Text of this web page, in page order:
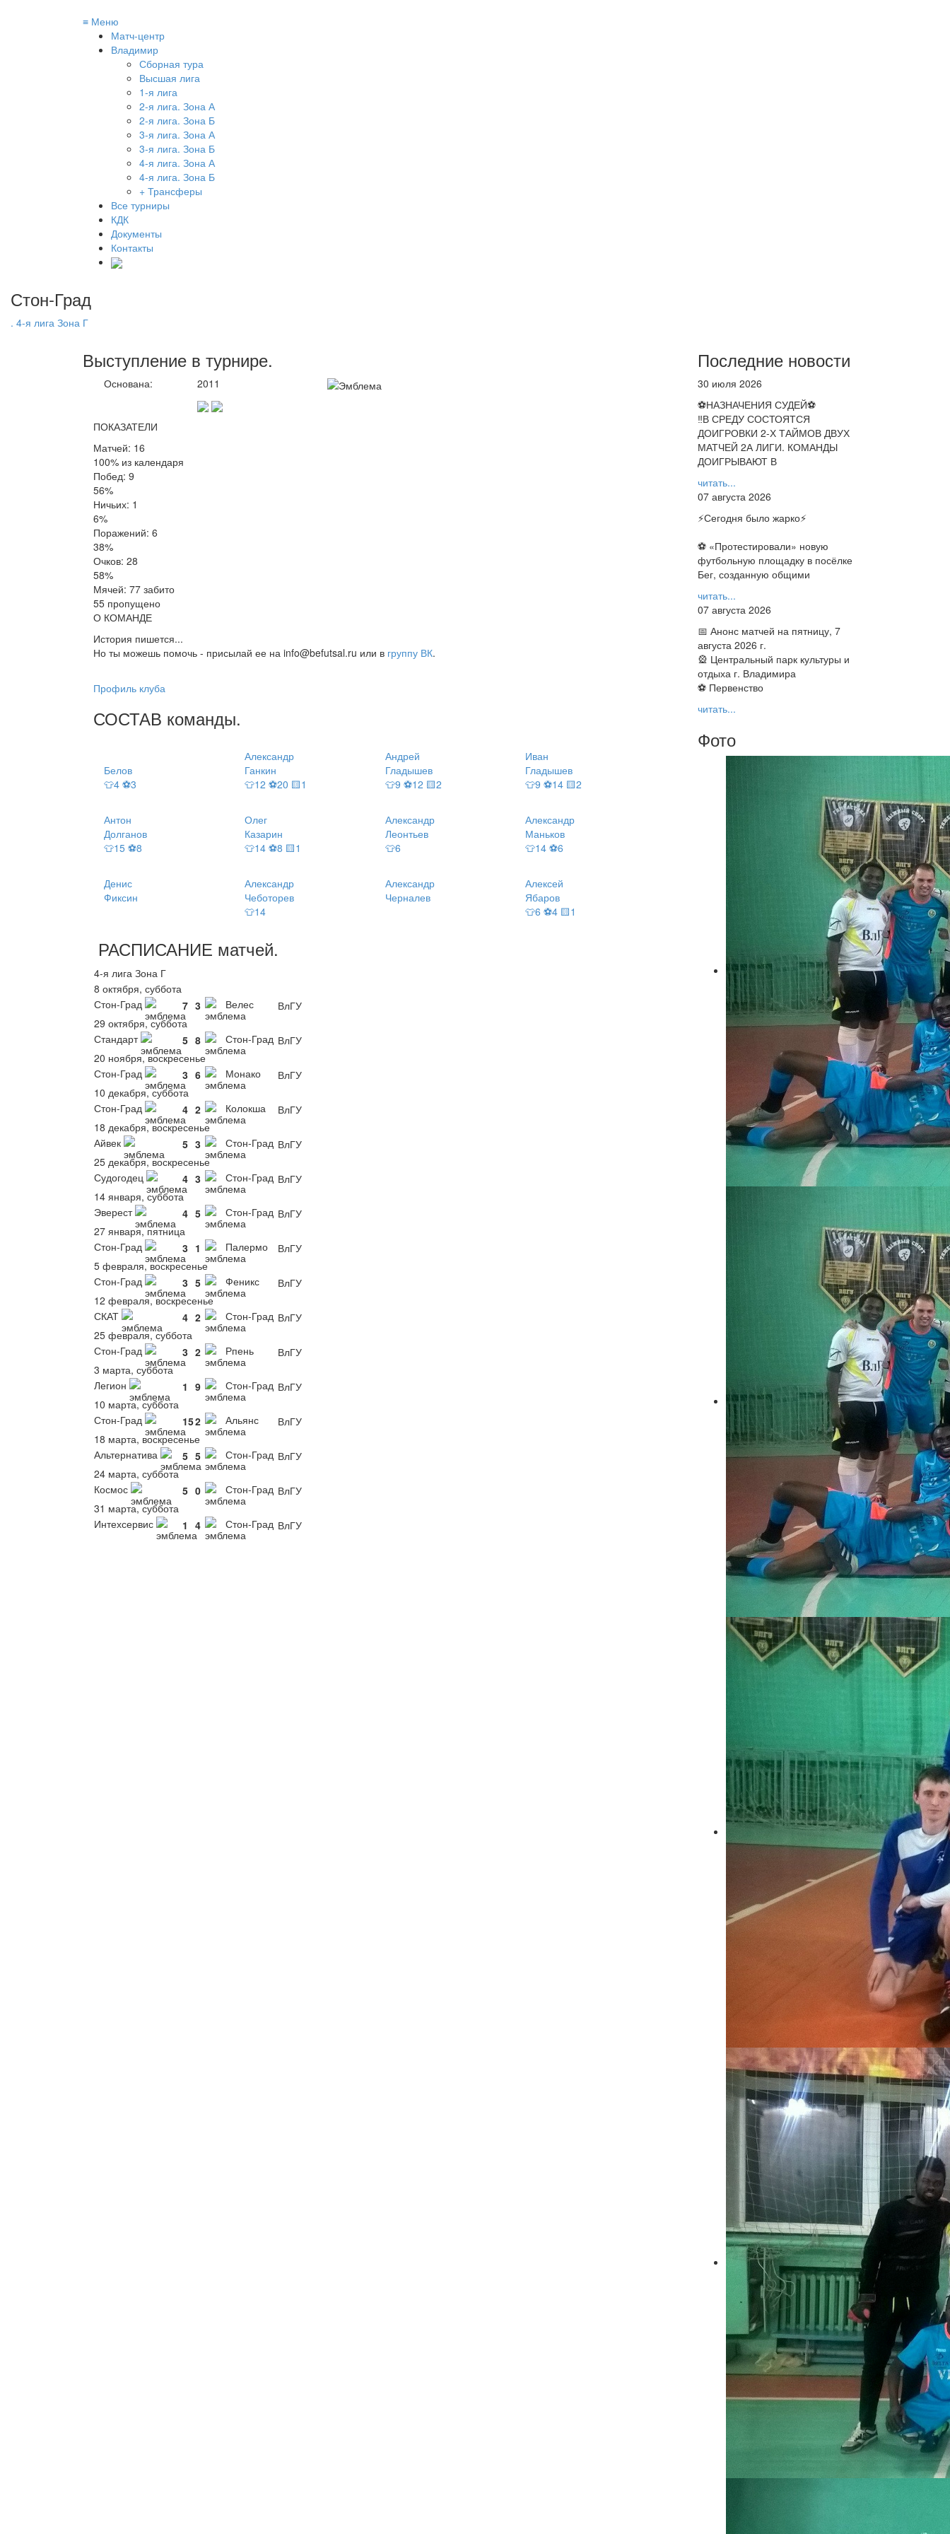
≡ Меню
Матч-центр
Владимир
Сборная тура
Высшая лига
1-я лига
2-я лига. Зона А
2-я лига. Зона Б
3-я лига. Зона А
3-я лига. Зона Б
4-я лига. Зона А
4-я лига. Зона Б
+ Трансферы
Все турниры
КДК
Документы
Контакты
Стон-Град
. 4-я лига Зона Г
Выступление в турнире.
Основана: 2011
ПОКАЗАТЕЛИ
Матчей: 16
100% из календаря
Побед: 9
56%
Ничьих: 1
6%
Поражений: 6
38%
Очков: 28
58%
Мячей: 77 забито
55 пропущено
О КОМАНДЕ
История пишется...
Но ты можешь помочь - присылай ее на info@befutsal.ru или в группу ВК.
Профиль клуба
СОСТАВ команды.
Белов
👕4 ⚽3
Александр
Ганкин
👕12 ⚽20 🟨1
Андрей
Гладышев
👕9 ⚽12 🟨2
Иван
Гладышев
👕9 ⚽14 🟨2
Антон
Долганов
👕15 ⚽8
Олег
Казарин
👕14 ⚽8 🟨1
Александр
Леонтьев
👕6
Александр
Маньков
👕14 ⚽6
Денис
Фиксин
Александр
Чеботорев
👕14
Александр
Черналев
Алексей
Ябаров
👕6 ⚽4 🟨1
РАСПИСАНИЕ матчей.
4-я лига Зона Г
8 октября, суббота
Стон-Град
7 3 Велес
ВлГУ
29 октября, суббота
Стандарт
5 8 Стон-Град ВлГУ
20 ноября, воскресенье
Стон-Град
3 6 Монако
ВлГУ
10 декабря, суббота
Стон-Град
4 2 Колокша
ВлГУ
18 декабря, воскресенье
Айвек
5 3 Стон-Град ВлГУ
25 декабря, воскресенье
Судогодец
4 3 Стон-Град ВлГУ
14 января, суббота
Эверест
4 5 Стон-Град ВлГУ
27 января, пятница
Стон-Град
3 1 Палермо
ВлГУ
5 февраля, воскресенье
Стон-Град
3 5 Феникс
ВлГУ
12 февраля, воскресенье
СКАТ
4 2 Стон-Град ВлГУ
25 февраля, суббота
Стон-Град
3 2 Рпень
ВлГУ
3 марта, суббота
Легион
1 9 Стон-Град ВлГУ
10 марта, суббота
Стон-Град
152 Альянс
ВлГУ
18 марта, воскресенье
Альтернатива
5 5 Стон-Град ВлГУ
24 марта, суббота
Космос
5 0 Стон-Град ВлГУ
31 марта, суббота
Интехсервис
1 4 Стон-Град ВлГУ
Последние новости
30 июля 2026
⚽НАЗНАЧЕНИЯ СУДЕЙ⚽
‼В СРЕДУ СОСТОЯТСЯ
ДОИГРОВКИ 2-Х ТАЙМОВ ДВУХ
МАТЧЕЙ 2А ЛИГИ. КОМАНДЫ
ДОИГРЫВАЮТ В
читать...
07 августа 2026
⚡️Сегодня было жарко⚡️
⚽ ️«Протестировали» новую
футбольную площадку в посёлке
Бег, созданную общими
читать...
07 августа 2026
📅 Анонс матчей на пятницу, 7
августа 2026 г.
🎡 Центральный парк культуры и
отдыха г. Владимира
⚽ Первенство
читать...
Фото